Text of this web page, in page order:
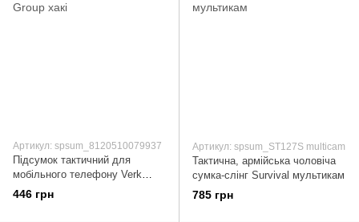
Артикул: spsum_8120510079937
Підсумок тактичний для
мобільного телефону Verk
Group хакі
446 грн
Артикул: spsum_ST127S multicam
Тактична, армійська чоловіча
сумка-слінг Survival мультикам
785 грн